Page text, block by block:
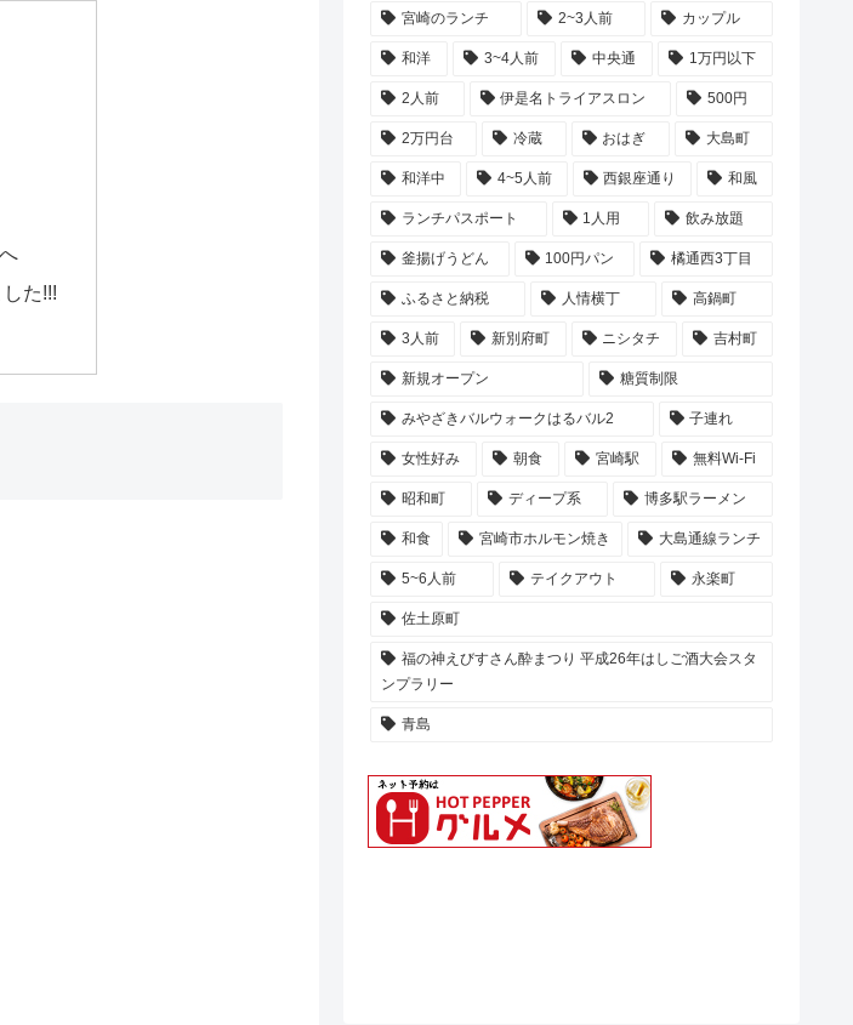
た!!!
宮崎のランチ 2~3人前 カップル
和洋 3~4人前 中央通 1万円以下
2人前 伊是名トライアスロン 500円
2万円台 冷蔵 おはぎ 大島町
和洋中 4~5人前 西銀座通り 和風
ランチパスポート 1人用 飲み放題
釜揚げうどん 100円パン 橘通西3丁目
ふるさと納税 人情横丁 高鍋町
3人前 新別府町 ニシタチ 吉村町
新規オープン 糖質制限
みやざきバルウォークはるバル2 子連れ
女性好み 朝食 宮崎駅 無料Wi-Fi
昭和町 ディープ系 博多駅ラーメン
和食 宮崎市ホルモン焼き 大島通線ランチ
5~6人前 テイクアウト 永楽町
佐土原町
福の神えびすさん酔まつり 平成26年はしご酒大会スタ
ンプラリー
青島